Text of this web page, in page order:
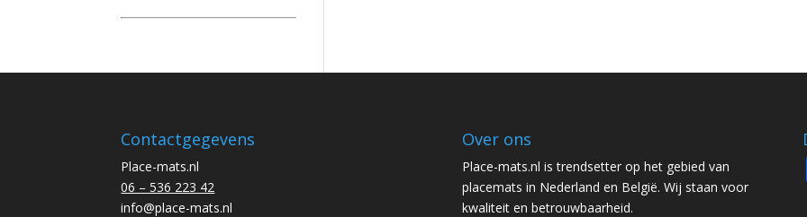
Contactgegevens
Place-mats.nl
06 – 536 223 42
info@place-mats.nl
Over ons
Place-mats.nl is trendsetter op het gebied van
placemats in Nederland en België. Wij staan voor
kwaliteit en betrouwbaarheid.